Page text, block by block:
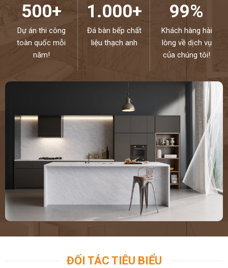
500+
Dự án thi công
toàn quốc mỗi
năm!
1.000+
Đá bàn bếp chất
liệu thạch anh
99%
Khách hàng hài
lòng về dịch vụ
của chúng tôi!
ĐỐI TÁC TIÊU BIỂU